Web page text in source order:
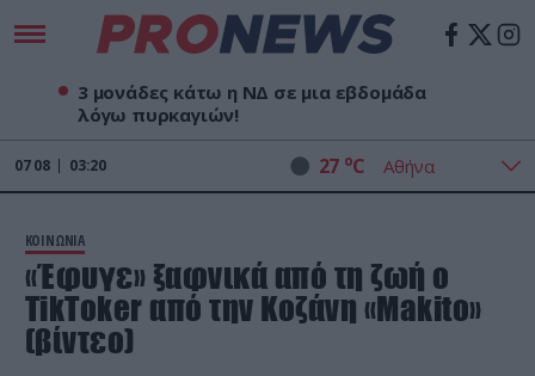
3 μονάδες κάτω η ΝΔ σε μια εβδομάδα
λόγω πυρκαγιών!
07 08 03:20 27 oC
ΚΟΙΝΩΝΙΑ
«Έφυγε» ξαφνικά από τη ζωή ο
TikToker από την Κοζάνη «Makito»
(βίντεο)